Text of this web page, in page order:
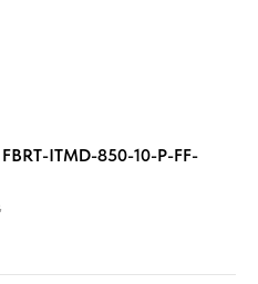
ITMD-850-10-P-FF-